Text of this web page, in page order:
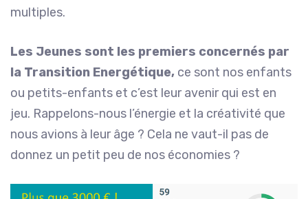
multiples.
Les Jeunes sont les premiers concernés par
la Transition Energétique, ce sont nos enfants
ou petits-enfants et c’est leur avenir qui est en
jeu. Rappelons-nous l’énergie et la créativité que
nous avions à leur âge ? Cela ne vaut-il pas de
donnez un petit peu de nos économies ?